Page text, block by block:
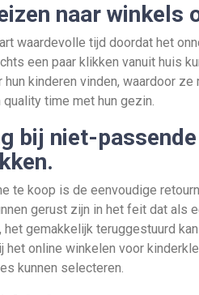
naar winkels
waardevolle tijd doordat het
een paar klikken vanuit huis
kinderen vinden, waardoor ze
time met hun gezin.
bij niet-
te koop is de eenvoudige
gerust zijn in het feit dat als
gemakkelijk teruggestuurd
online winkelen voor
kunnen selecteren.